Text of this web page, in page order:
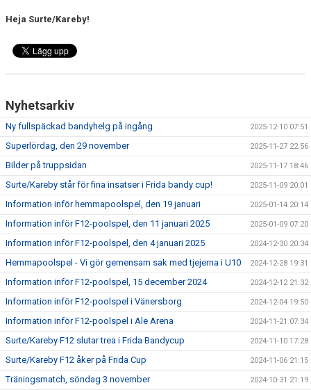
Heja Surte/Kareby!
Nyhetsarkiv
Ny fullspäckad bandyhelg på ingång 2025-12-10 07:51
Superlördag, den 29 november 2025-11-27 22:56
Bilder på truppsidan 2025-11-17 18:46
Surte/Kareby står för fina insatser i Frida bandy cup! 2025-11-09 20:01
Information inför hemmapoolspel, den 19 januari 2025-01-14 20:14
Information inför F12-poolspel, den 11 januari 2025 2025-01-09 07:20
Information inför F12-poolspel, den 4 januari 2025 2024-12-30 20:34
Hemmapoolspel - Vi gör gemensam sak med tjejerna i U10 2024-12-28 19:31
Information inför F12-poolspel, 15 december 2024 2024-12-12 21:32
Information inför F12-poolspel i Vänersborg 2024-12-04 19:50
Information inför F12-poolspel i Ale Arena 2024-11-21 07:34
Surte/Kareby F12 slutar trea i Frida Bandycup 2024-11-10 17:28
Surte/Kareby F12 åker på Frida Cup 2024-11-06 21:15
Träningsmatch, söndag 3 november 2024-10-31 21:19